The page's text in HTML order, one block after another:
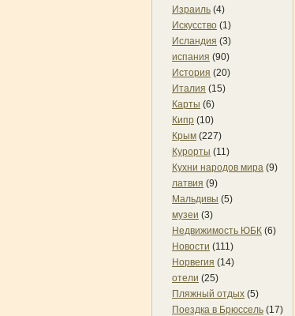
Израиль (4)
Искусство (1)
Исландия (3)
испания (90)
История (20)
Италия (15)
Карты (6)
Кипр (10)
Крым (227)
Курорты (11)
Кухни народов мира (9)
латвия (9)
Мальдивы (5)
музеи (3)
Недвижимость ЮБК (6)
Новости (111)
Норвегия (14)
отели (25)
Пляжный отдых (5)
Поездка в Брюссель (17)